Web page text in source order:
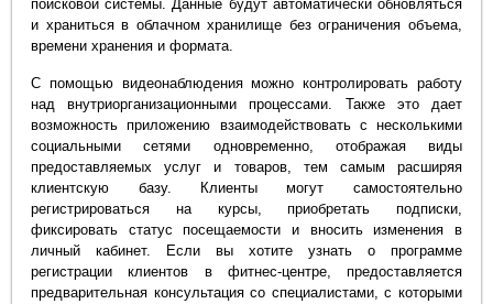
поисковой системы. Данные будут автоматически обновляться
и храниться в облачном хранилище без ограничения объема,
времени хранения и формата.
С помощью видеонаблюдения можно контролировать работу
над внутриорганизационными процессами. Также это дает
возможность приложению взаимодействовать с несколькими
социальными сетями одновременно, отображая виды
предоставляемых услуг и товаров, тем самым расширяя
клиентскую базу. Клиенты могут самостоятельно
регистрироваться на курсы, приобретать подписки,
фиксировать статус посещаемости и вносить изменения в
личный кабинет. Если вы хотите узнать о программе
регистрации клиентов в фитнес-центре, предоставляется
предварительная консультация со специалистами, с которыми